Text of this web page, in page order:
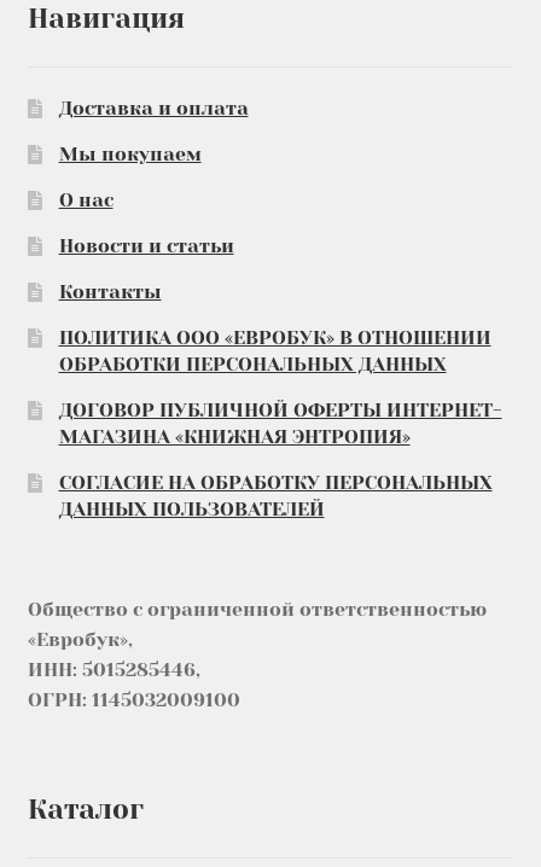
Навигация
Доставка и оплата
Мы покупаем
О нас
Новости и статьи
Контакты
ПОЛИТИКА ООО «ЕВРОБУК» В ОТНОШЕНИИ
ОБРАБОТКИ ПЕРСОНАЛЬНЫХ ДАННЫХ
ДОГОВОР ПУБЛИЧНОЙ ОФЕРТЫ ИНТЕРНЕТ-
МАГАЗИНА «КНИЖНАЯ ЭНТРОПИЯ»
СОГЛАСИЕ НА ОБРАБОТКУ ПЕРСОНАЛЬНЫХ
ДАННЫХ ПОЛЬЗОВАТЕЛЕЙ
Общество с ограниченной ответственностью
«Евробук»,
ИНН: 5015285446,
ОГРН: 1145032009100
Каталог